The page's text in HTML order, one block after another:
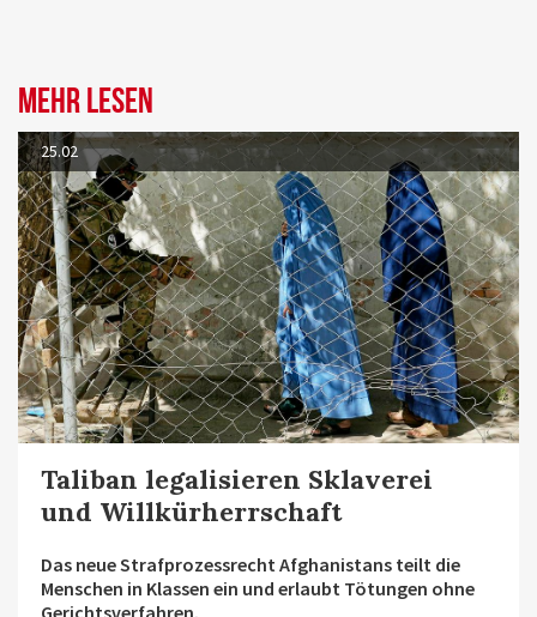
Mehr lesen
25.02
Taliban legalisieren Sklaverei
und Willkürherrschaft
Das neue Strafprozessrecht Afghanistans teilt die
Menschen in Klassen ein und erlaubt Tötungen ohne
Gerichtsverfahren.